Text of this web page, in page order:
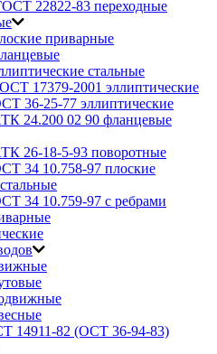
22822-83 переходные
приварные
стальные
17379-2001 эллиптические
36-25-77 эллиптические
24.200 02 90 фланцевые
26-18-5-93 поворотные
34 10.758-97 плоские
34 10.759-97 с ребрами
14911-82 (ОСТ 36-94-83)